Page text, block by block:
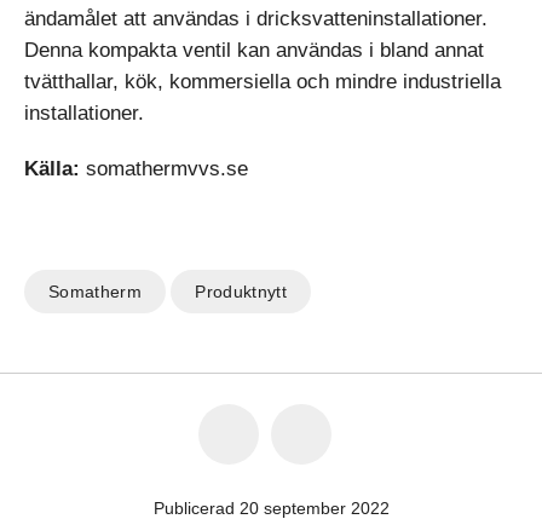
ändamålet att användas i dricksvatteninstallationer.
Denna kompakta ventil kan användas i bland annat
tvätthallar, kök, kommersiella och mindre industriella
installationer.
Källa: somathermvvs.se
Somatherm Produktnytt
Publicerad 20 september 2022